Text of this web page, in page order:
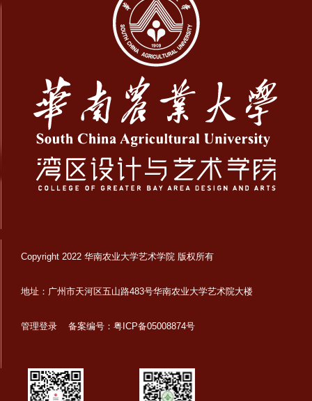
Copyright 2022 华南农业大学艺术学院 版权所有
地址：广州市天河区五山路483号华南农业大学艺术院大楼
管理登录 备案编号：粤ICP备05008874号